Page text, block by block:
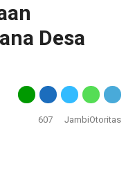
Desa
607 JambiOtoritas